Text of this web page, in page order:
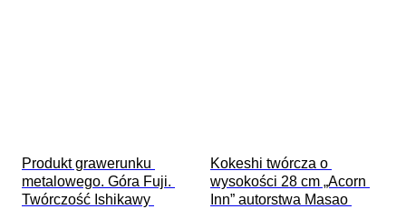
Produkt grawerunku
metalowego. Góra Fuji.
Twórczość Ishikawy
Kokeshi twórcza o
wysokości 28 cm „Acorn
Inn” autorstwa Masao